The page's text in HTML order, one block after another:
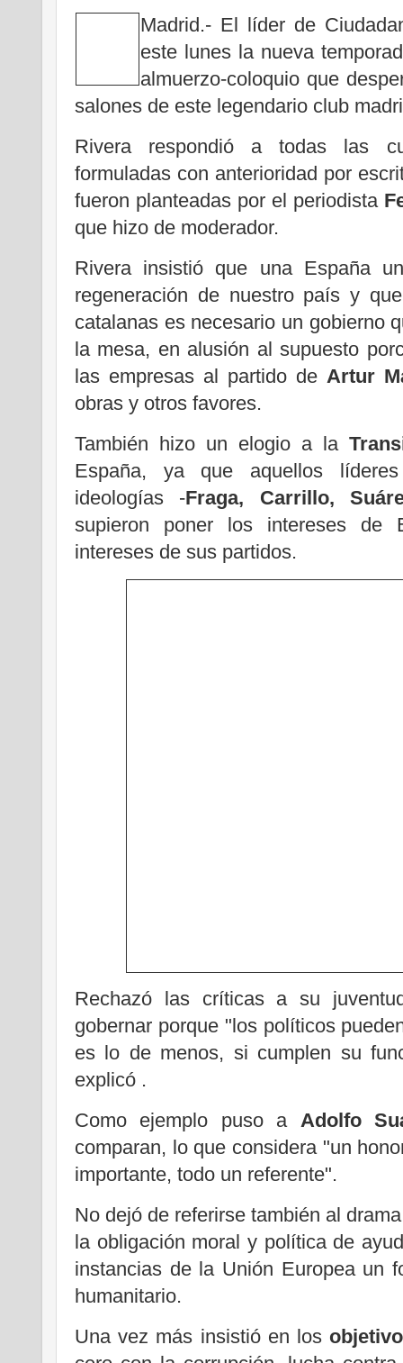
Madrid.- El líder de
este lunes la nueva
almuerzo-coloquio que
salones de este legendario club
Rivera respondió a todas las
formuladas con anterioridad por
fueron planteadas por el periodista
que hizo de moderador.
Rivera insistió que una España
regeneración de nuestro país y
catalanas es necesario un gobierno
la mesa, en alusión al supuesto
las empresas al partido de Artur
obras y otros favores.
También hizo un elogio a la
España, ya que aquellos
ideologías -Fraga, Carrillo,
supieron poner los intereses de
intereses de sus partidos.
Rechazó las críticas a su
gobernar porque "los políticos
es lo de menos, si cumplen su
explicó .
Como ejemplo puso a Adolfo
comparan, lo que considera "un
importante, todo un referente".
No dejó de referirse también al
la obligación moral y política de
instancias de la Unión Europea un
humanitario.
Una vez más insistió en los